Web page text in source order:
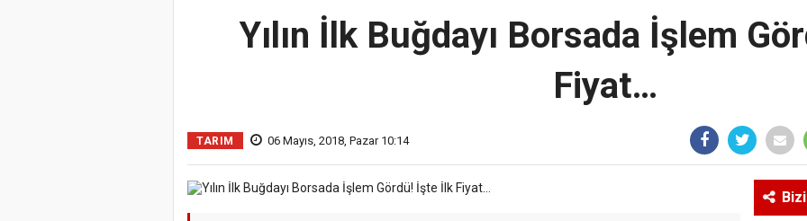
Yılın İlk Buğdayı Borsada İşlem
Fiyat…
TARIM 06 Mayıs, 2018, Pazar 10:14